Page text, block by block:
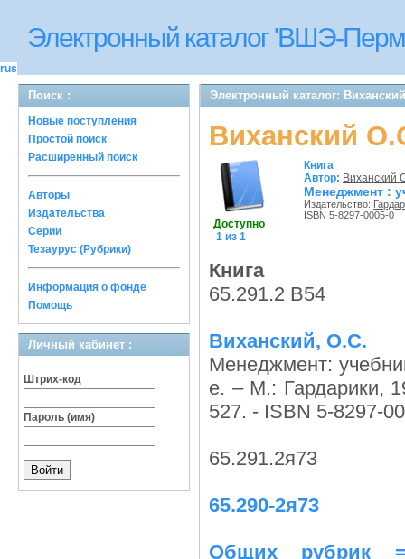
Электронный каталог 'ВШЭ-
rus
Поиск :
Новые поступления
Простой поиск
Расширенный поиск
Авторы
Издательства
Серии
Тезаурус (Рубрики)
Информация о фонде
Помощь
Личный кабинет :
Штрих-код
Пароль (имя)
Электронный каталог:
Виханский
Доступно
1 из 1
Книга
Автор: Виханский
Менеджмент :
Издательство:
ISBN 5-8297-0005-0
Книга
65.291.2 В54
Виханский, О.С.
Менеджмент:
е. – М.: Гардарики,
527. - ISBN 5-8297-
65.291.2я73
65.290-2я73
Общих рубрик